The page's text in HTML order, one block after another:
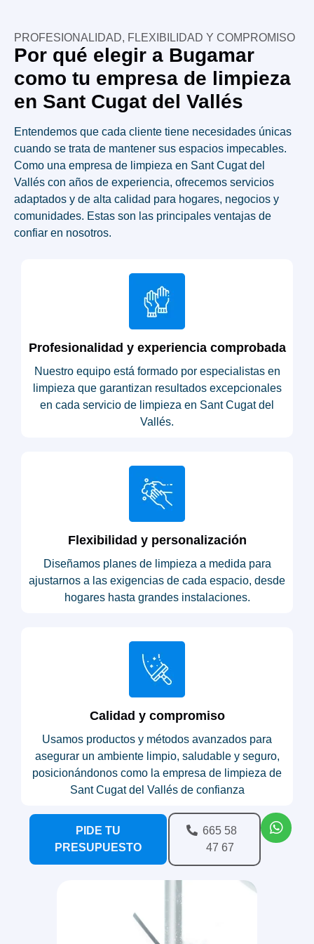
PROFESIONALIDAD, FLEXIBILIDAD Y COMPROMISO
Por qué elegir a Bugamar
como tu empresa de limpieza
en Sant Cugat del Vallés
Entendemos que cada cliente tiene necesidades únicas
cuando se trata de mantener sus espacios impecables.
Como una empresa de limpieza en Sant Cugat del
Vallés con años de experiencia, ofrecemos servicios
adaptados y de alta calidad para hogares, negocios y
comunidades. Estas son las principales ventajas de
confiar en nosotros.
Profesionalidad y experiencia comprobada
Nuestro equipo está formado por especialistas en
limpieza que garantizan resultados excepcionales
en cada servicio de limpieza en Sant Cugat del
Vallés.
Flexibilidad y personalización
Diseñamos planes de limpieza a medida para
ajustarnos a las exigencias de cada espacio, desde
hogares hasta grandes instalaciones.
Calidad y compromiso
Usamos productos y métodos avanzados para
asegurar un ambiente limpio, saludable y seguro,
posicionándonos como la empresa de limpieza de
Sant Cugat del Vallés de confianza
PIDE TU
PRESUPUESTO
665 58
47 67